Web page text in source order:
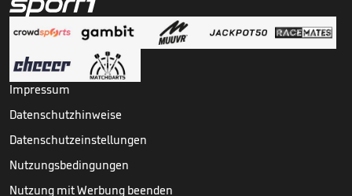
Impressum
Datenschutzhinweise
Datenschutzeinstellungen
Nutzungsbedingungen
Nutzung mit Werbung beenden